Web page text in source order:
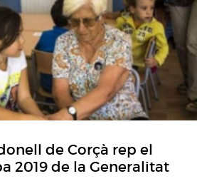
de Corçà rep el
2019 de la Generalitat